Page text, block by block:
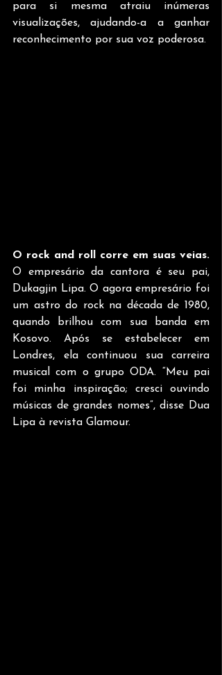
para si mesma atraiu inúmeras
visualizações, ajudando-a a ganhar
reconhecimento por sua voz poderosa.
O rock and roll corre em suas veias.
O empresário da cantora é seu pai,
Dukagjin Lipa. O agora empresário foi
um astro do rock na década de 1980,
quando brilhou com sua banda em
Kosovo. Após se estabelecer em
Londres, ela continuou sua carreira
musical com o grupo ODA. “Meu pai
foi minha inspiração; cresci ouvindo
músicas de grandes nomes”, disse Dua
Lipa à revista Glamour.